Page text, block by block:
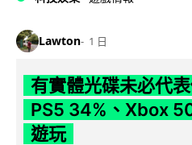
Lawton 1 日
有實體光碟未必代
PS5 34%、Xbox
遊玩